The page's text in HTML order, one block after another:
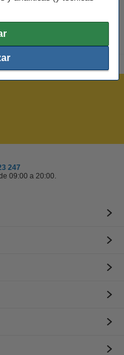
247
09:00 a 20:00.